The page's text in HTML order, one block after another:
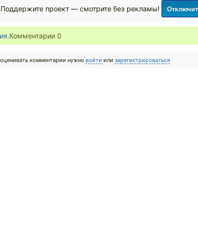
Поддержите проект — смотрите без рекламы!
Комментарии 0
комментарии нужно войти или зарегистрироваться